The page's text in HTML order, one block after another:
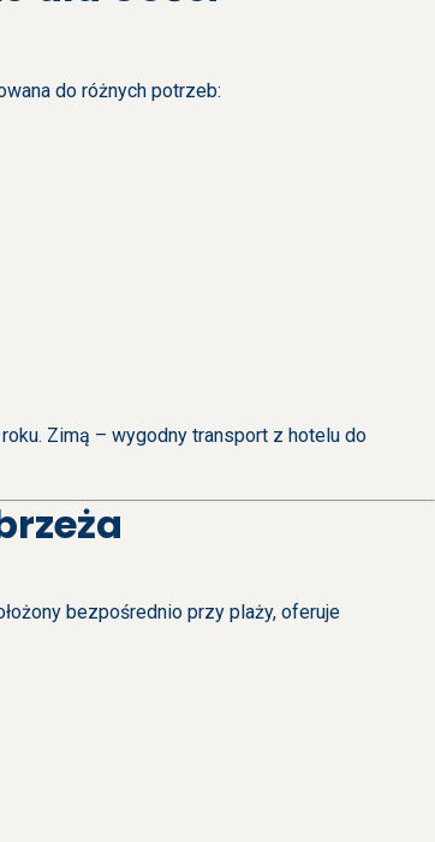
do różnych potrzeb:
Zimą – wygodny transport z hotelu do
bezpośrednio przy plaży, oferuje